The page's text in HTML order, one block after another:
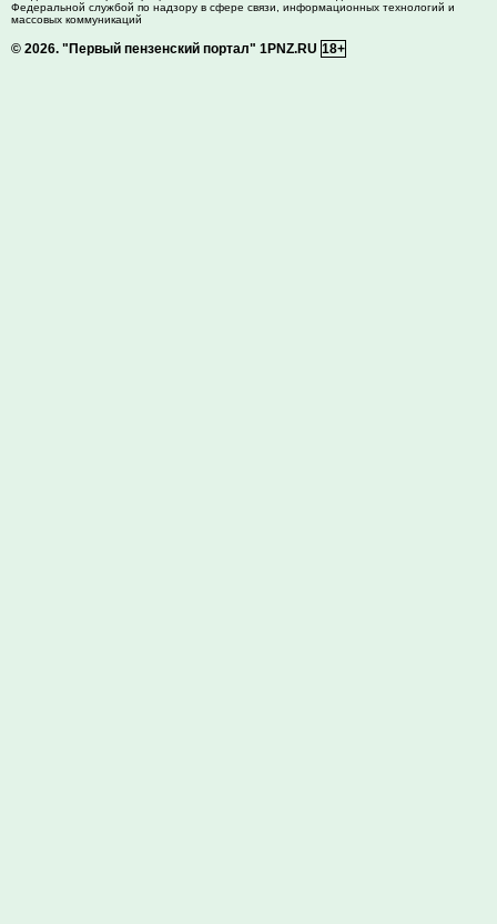
Федеральной службой по надзору в сфере связи, информационных технологий и
массовых коммуникаций
© 2026. "Первый пензенский портал" 1PNZ.RU 18+